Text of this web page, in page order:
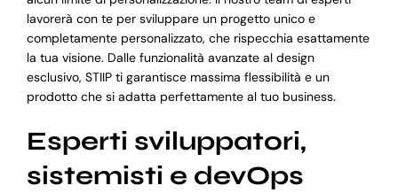
lavorerà con te per sviluppare un progetto unico e
completamente personalizzato, che rispecchia esattamente
la tua visione. Dalle funzionalità avanzate al design
esclusivo, STIIP ti garantisce massima flessibilità e un
prodotto che si adatta perfettamente al tuo business.
Esperti sviluppatori,
sistemisti e devOps